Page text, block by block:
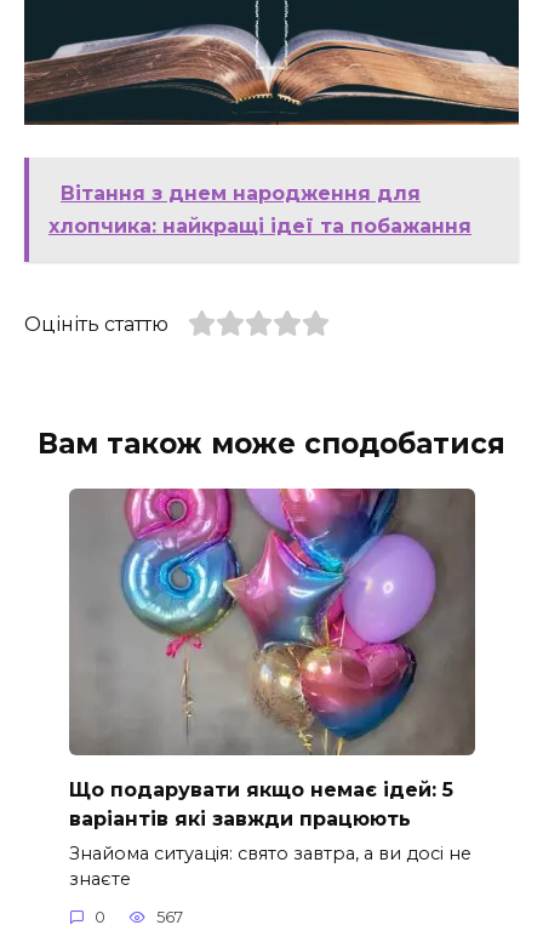
Вітання з днем народження для
хлопчика: найкращі ідеї та побажання
Оцініть статтю
Вам також може сподобатися
Що подарувати якщо немає ідей: 5
варіантів які завжди працюють
Знайома ситуація: свято завтра, а ви досі не
знаєте
0 567